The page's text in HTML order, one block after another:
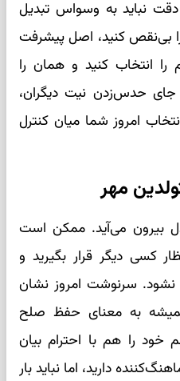
نباید به وسواس تبدیل
بی‌نقص کنید، اصل پیشرفت
انتخاب کنید و همان را
جای حدس‌زدن نیت دیگران،
امروز شما میان کنترل
مهر
بیرون می‌آید. ممکن است
کسی دیگر قرار بگیرید و
سرنوشت امروز نشان
به معنای حفظ صلح
را هم با احترام بیان
دارید، اما نباید بار